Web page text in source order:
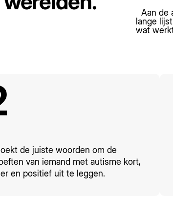
Aan de
lange
wat
de juiste woorden om de
van iemand met autisme kort,
en positief uit te leggen.